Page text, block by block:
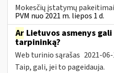
Mokesčių įstatymų
PVM nuo 2021 m. liepos 1 d.
Ar Lietuvos asmenys
tarpininką?
Web turinio sąrašas 2021-
Taip, gali, jei to pageidauja.